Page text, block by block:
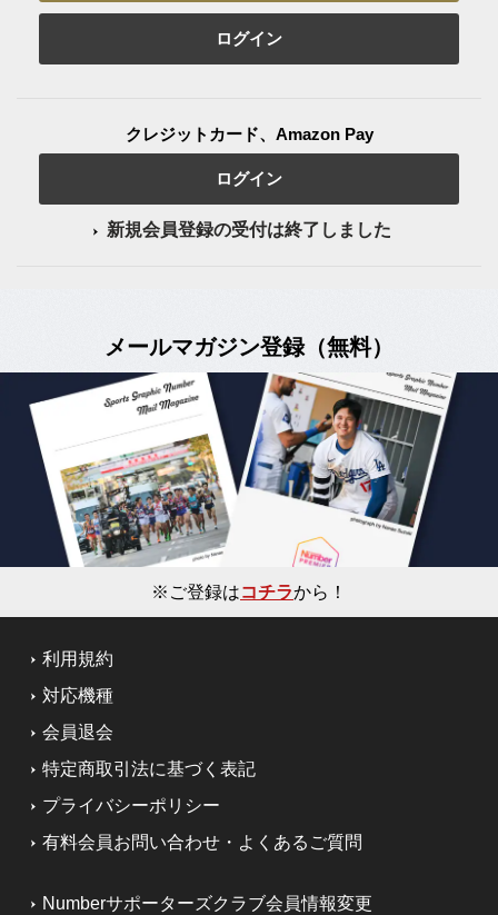
ログイン
クレジットカード、Amazon Pay
ログイン
新規会員登録の受付は終了しました
メールマガジン登録（無料）
※ご登録はコチラから！
利用規約
対応機種
会員退会
特定商取引法に基づく表記
プライバシーポリシー
有料会員お問い合わせ・よくあるご質問
Numberサポーターズクラブ会員情報変更